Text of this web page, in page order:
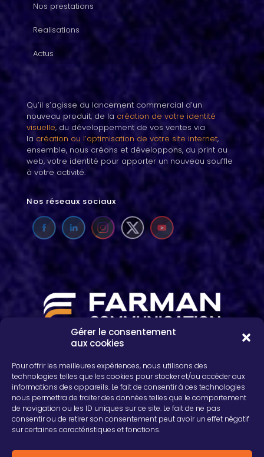
Gérer le consentement
aux cookies
Pour offrir les meilleures expériences, nous utilisons des
technologies telles que les cookies pour stocker et/ou accéder aux
informations des appareils. Le fait de consentir à ces technologies
nous permettra de traiter des données telles que le comportement
de navigation ou les ID uniques sur ce site. Le fait de ne pas
consentir ou de retirer son consentement peut avoir un effet négatif
sur certaines caractéristiques et fonctions.
Nos prestations
Realisations
Actus
Qu’il s’agisse du lancement commercial d’un
nouveau produit, de la création de votre identité
visuelle, du développement de vos ventes via
la création ou l’optimisation de votre site internet,
ensemble, nous créons et développons, du print au
web, votre identité pour apporter un nouveau souffle
à votre activité.
Nos réseaux sociaux
51664 REIMS cedex
03 26 04 75 24